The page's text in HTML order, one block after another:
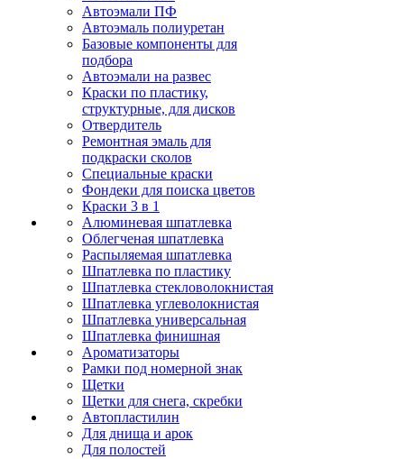
Автоэмали ПФ
Автоэмаль полиуретан
Базовые компоненты для
подбора
Автоэмали на развес
Краски по пластику,
структурные, для дисков
Отвердитель
Ремонтная эмаль для
подкраски сколов
Специальные краски
Фондеки для поиска цветов
Краски 3 в 1
Алюминевая шпатлевка
Облегченая шпатлевка
Распыляемая шпатлевка
Шпатлевка по пластику
Шпатлевка стекловолокнистая
Шпатлевка углеволокнистая
Шпатлевка универсальная
Шпатлевка финишная
Ароматизаторы
Рамки под номерной знак
Щетки
Щетки для снега, скребки
Автопластилин
Для днища и арок
Для полостей